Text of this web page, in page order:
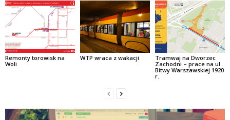
Remonty torowisk na
Woli
WTP wraca z wakacji
Tramwaj na Dworzec
Zachodni – prace na ul.
Bitwy Warszawskiej 1920
r.